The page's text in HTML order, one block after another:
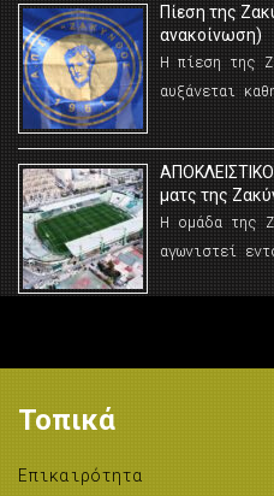
Πίεση της
ανακοίνωση)
Η πίεση της
αυξάνεται
ματς της
Η ομάδα της
αγωνιστεί
Τοπικά
Επικαιρότητα